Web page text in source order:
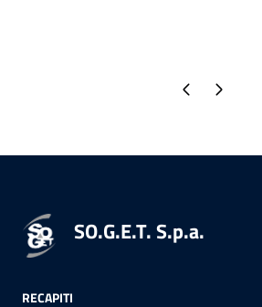
Pagina precedente
Pagina successiva
SO.G.E.T. S.p.a.
RECAPITI